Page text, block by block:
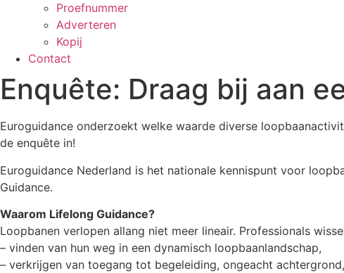
Proefnummer
Adverteren
Kopij
Contact
Enquête: Draag bij aan
Euroguidance onderzoekt welke waarde diverse
de enquête in!
Euroguidance Nederland is het nationale kennispunt voor
Guidance.
Waarom Lifelong Guidance?
Loopbanen verlopen allang niet meer lineair. Professionals
– vinden van hun weg in een dynamisch loopbaanlandschap,
– verkrijgen van toegang tot begeleiding, ongeacht achtergrond,